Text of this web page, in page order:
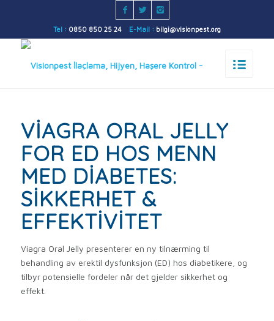
Tel : 0850 850 25 24 E-Mail : bilgi@visionpest.org
VIAGRA ORAL JELLY
FOR ED HOS MENN
MED DIABETES:
SIKKERHET &
EFFEKTIVITET
Viagra Oral Jelly presenterer en ny tilnærming til
behandling av erektil dysfunksjon (ED) hos diabetikere, og
tilbyr potensielle fordeler når det gjelder sikkerhet og
effekt.